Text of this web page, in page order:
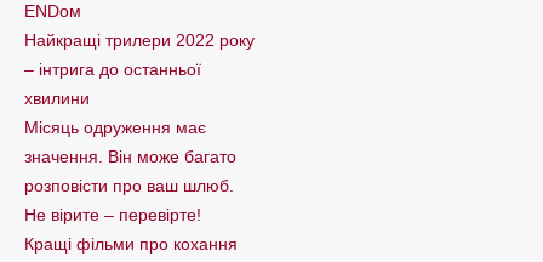
ENDом
Найкращі трилери 2022 року
– інтрига до останньої
хвилини
Місяць одруження має
значення. Він може багато
розповісти про ваш шлюб.
Не вірите – перевірте!
Кращі фільми про кохання